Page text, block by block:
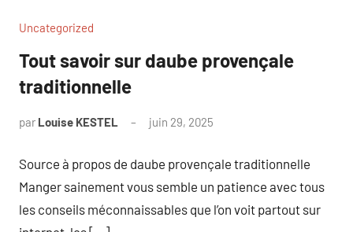
Uncategorized
Tout savoir sur daube provençale
traditionnelle
par Louise KESTEL juin 29, 2025
Source à propos de daube provençale traditionnelle
Manger sainement vous semble un patience avec tous
les conseils méconnaissables que l’on voit partout sur